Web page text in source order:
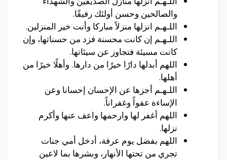
والصالحين وحسن أولئك رفيقًا.
اللـهـم انزلها منزلاً مباركا وأنت خير المنزلين.
اللـهـم إن كانت محسنة فزد من حسناتها، وإن
كانت مسيئة فتجاوز عن سيئاتها.
اللهم أبدلها دارًا خيرًا من دارها. وأهلًا خيرًا من
أهلها.
اللـهـم أجزها عن الإحسان إحسانا وعن
الإساءة عفواً وغفراناً.
اللهم أغفر لها وارحمها واعف عنها وأكرم
نزلها.
اللهم بفضل يوم عرفة، أدخل أمي جنات
تجري من تحتها الأنهار، وبشرها بما لاعين